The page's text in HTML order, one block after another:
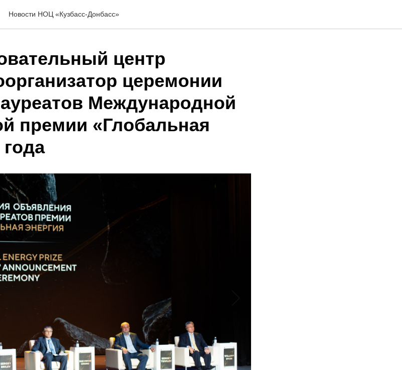
Новости НОЦ «Кузбасс-Донбасс»
центр
церемонии
Международной
премии «Глобальная